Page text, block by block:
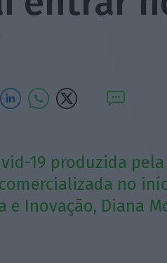
19 produzida
no
e Inovação, Diana